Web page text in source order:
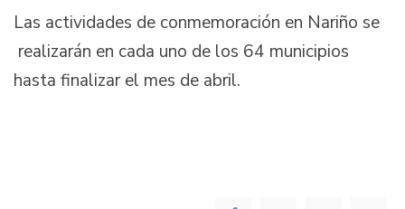
Las actividades de conmemoración en Nariño se
realizarán en cada uno de los 64 municipios
hasta finalizar el mes de abril.